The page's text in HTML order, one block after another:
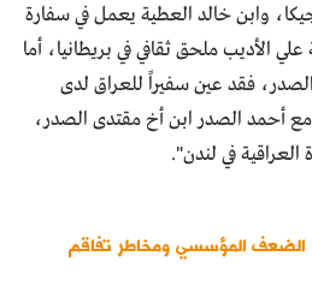
وابن خالد العطية يعمل في سفارة
علي الأديب ملحق ثقافي في بريطانيا، أما
فقد عين سفيراً للعراق لدى
مع أحمد الصدر ابن أخ مقتدى الصدر،
في لندن".
الضعف المؤسسي ومخاطر تفاقم